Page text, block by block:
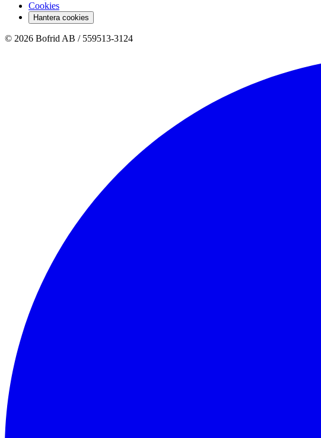
Cookies
Hantera cookies
© 2026 Bofrid AB / 559513-3124